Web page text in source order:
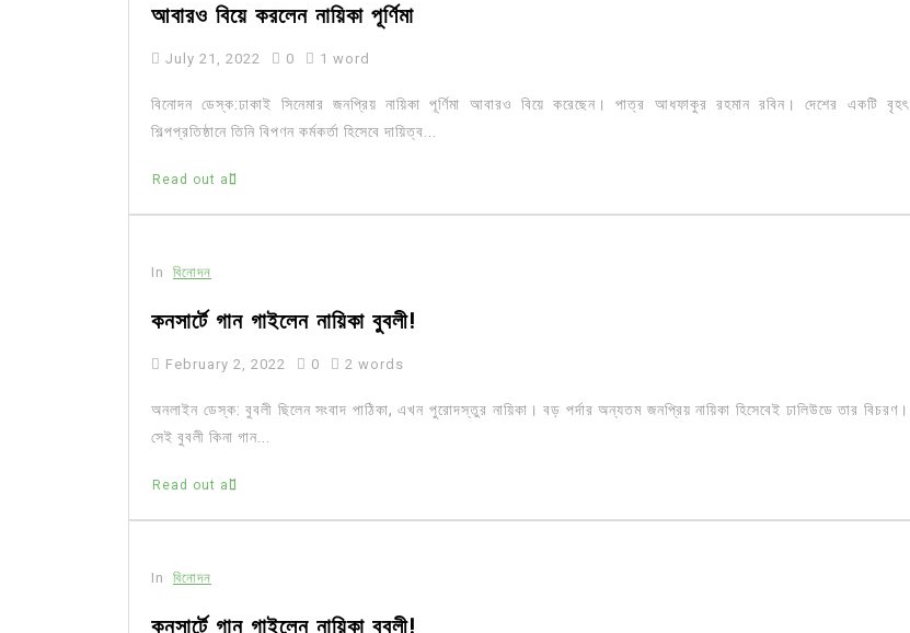
আবারও বিয়ে করলেন নায়িকা পূর্ণিমা
July 21, 2022 0 1 word
বিনোদন ডেস্ক:ঢাকাই সিনেমার জনপ্রিয় নায়িকা পূর্ণিমা আবারও বিয়ে করেছেন। পাত্র আধফাকুর রহমান রবিন। দেশের একটি বৃহৎ
শিল্পপ্রতিষ্ঠানে তিনি বিপণন কর্মকর্তা হিসেবে দায়িত্ব...
Read out all
In বিনোদন
কনসার্টে গান গাইলেন নায়িকা বুবলী!
February 2, 2022 0 2 words
অনলাইন ডেস্ক: বুবলী ছিলেন সংবাদ পাঠিকা, এখন পুরোদস্তুর নায়িকা। বড় পর্দার অন্যতম জনপ্রিয় নায়িকা হিসেবেই ঢালিউডে তার বিচরণ।
সেই বুবলী কিনা গান...
Read out all
In বিনোদন
কনসার্টে গান গাইলেন নায়িকা বুবলী!